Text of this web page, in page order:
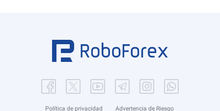
Política de privacidad Advertencia de Riesgo